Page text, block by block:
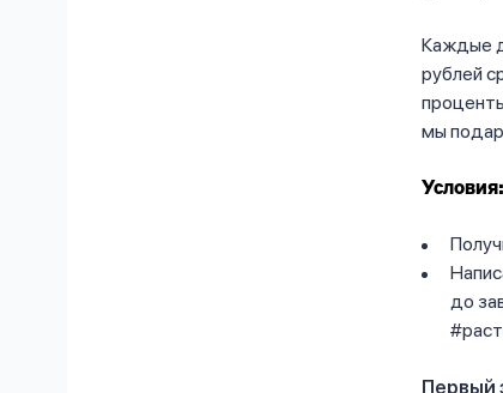
Каждые
рублей
мы
Условия:
до
Первый